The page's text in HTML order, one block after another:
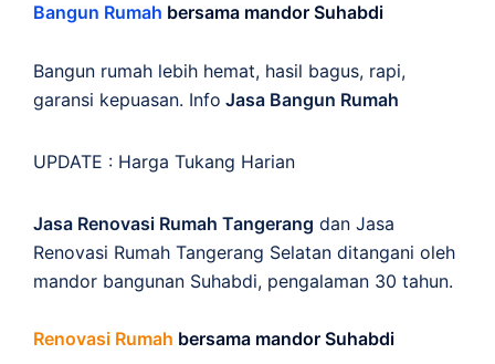
Bangun Rumah bersama mandor Suhabdi
Bangun rumah lebih hemat, hasil bagus, rapi,
garansi kepuasan. Info Jasa Bangun Rumah
UPDATE : Harga Tukang Harian
Jasa Renovasi Rumah Tangerang dan Jasa
Renovasi Rumah Tangerang Selatan ditangani oleh
mandor bangunan Suhabdi, pengalaman 30 tahun.
Renovasi Rumah bersama mandor Suhabdi